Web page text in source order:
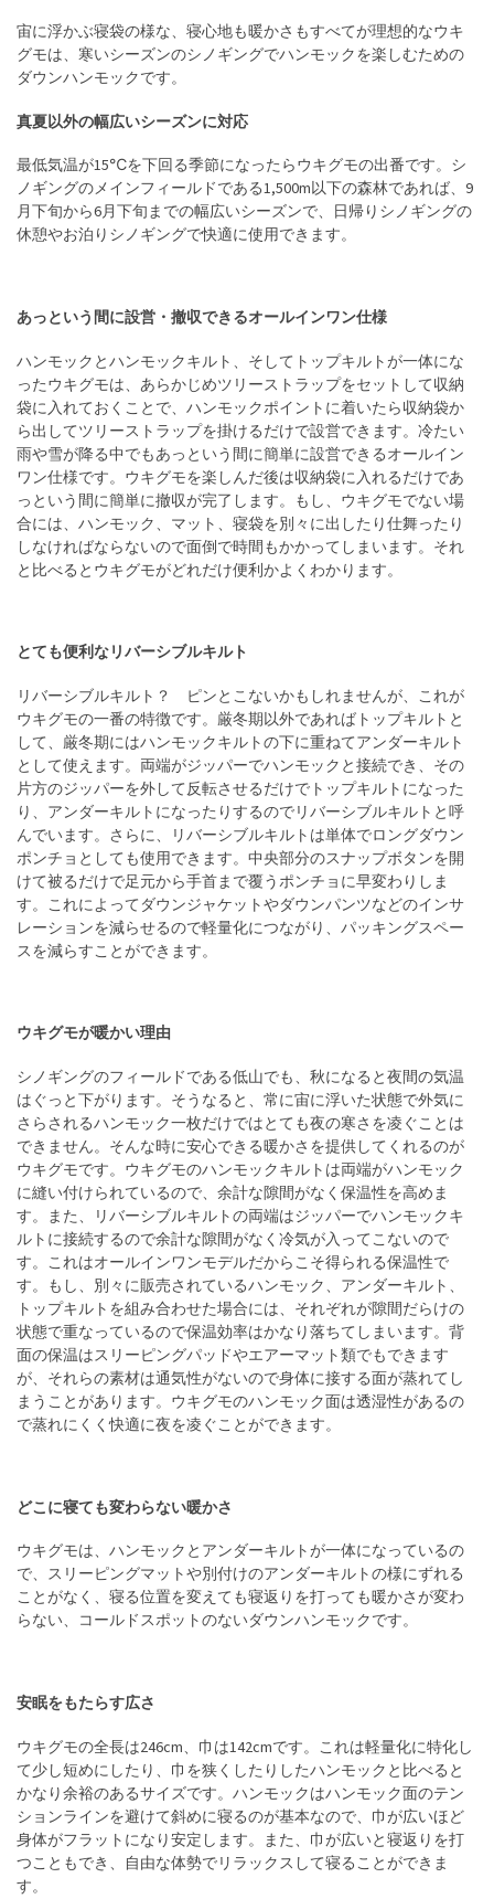
宙に浮かぶ寝袋の様な、寝心地も暖かさもすべてが理想的なウキ
グモは、寒いシーズンのシノギングでハンモックを楽しむための
ダウンハンモックです。
真夏以外の幅広いシーズンに対応
最低気温が15℃を下回る季節になったらウキグモの出番です。シ
ノギングのメインフィールドである1,500m以下の森林であれば、9
月下旬から6月下旬までの幅広いシーズンで、日帰りシノギングの
休憩やお泊りシノギングで快適に使用できます。
あっという間に設営・撤収できるオールインワン仕様
ハンモックとハンモックキルト、そしてトップキルトが一体にな
ったウキグモは、あらかじめツリーストラップをセットして収納
袋に入れておくことで、ハンモックポイントに着いたら収納袋か
ら出してツリーストラップを掛けるだけで設営できます。冷たい
雨や雪が降る中でもあっという間に簡単に設営できるオールイン
ワン仕様です。ウキグモを楽しんだ後は収納袋に入れるだけであ
っという間に簡単に撤収が完了します。もし、ウキグモでない場
合には、ハンモック、マット、寝袋を別々に出したり仕舞ったり
しなければならないので面倒で時間もかかってしまいます。それ
と比べるとウキグモがどれだけ便利かよくわかります。
とても便利なリバーシブルキルト
リバーシブルキルト？ ピンとこないかもしれませんが、これが
ウキグモの一番の特徴です。厳冬期以外であればトップキルトと
して、厳冬期にはハンモックキルトの下に重ねてアンダーキルト
として使えます。両端がジッパーでハンモックと接続でき、その
片方のジッパーを外して反転させるだけでトップキルトになった
り、アンダーキルトになったりするのでリバーシブルキルトと呼
んでいます。さらに、リバーシブルキルトは単体でロングダウン
ポンチョとしても使用できます。中央部分のスナップボタンを開
けて被るだけで足元から手首まで覆うポンチョに早変わりしま
す。これによってダウンジャケットやダウンパンツなどのインサ
レーションを減らせるので軽量化につながり、パッキングスペー
スを減らすことができます。
ウキグモが暖かい理由
シノギングのフィールドである低山でも、秋になると夜間の気温
はぐっと下がります。そうなると、常に宙に浮いた状態で外気に
さらされるハンモック一枚だけではとても夜の寒さを凌ぐことは
できません。そんな時に安心できる暖かさを提供してくれるのが
ウキグモです。ウキグモのハンモックキルトは両端がハンモック
に縫い付けられているので、余計な隙間がなく保温性を高めま
す。また、リバーシブルキルトの両端はジッパーでハンモックキ
ルトに接続するので余計な隙間がなく冷気が入ってこないので
す。これはオールインワンモデルだからこそ得られる保温性で
す。もし、別々に販売されているハンモック、アンダーキルト、
トップキルトを組み合わせた場合には、それぞれが隙間だらけの
状態で重なっているので保温効率はかなり落ちてしまいます。背
面の保温はスリーピングパッドやエアーマット類でもできます
が、それらの素材は通気性がないので身体に接する面が蒸れてし
まうことがあります。ウキグモのハンモック面は透湿性があるの
で蒸れにくく快適に夜を凌ぐことができます。
どこに寝ても変わらない暖かさ
ウキグモは、ハンモックとアンダーキルトが一体になっているの
で、スリーピングマットや別付けのアンダーキルトの様にずれる
ことがなく、寝る位置を変えても寝返りを打っても暖かさが変わ
らない、コールドスポットのないダウンハンモックです。
安眠をもたらす広さ
ウキグモの全長は246cm、巾は142cmです。これは軽量化に特化し
て少し短めにしたり、巾を狭くしたりしたハンモックと比べると
かなり余裕のあるサイズです。ハンモックはハンモック面のテン
ションラインを避けて斜めに寝るのが基本なので、巾が広いほど
身体がフラットになり安定します。また、巾が広いと寝返りを打
つこともでき、自由な体勢でリラックスして寝ることができま
す。